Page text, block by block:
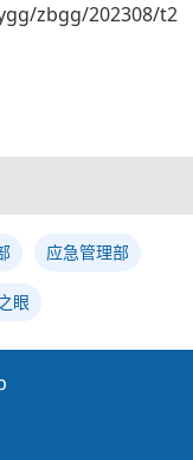
zbgg/202308/t2
应急管理部
眼